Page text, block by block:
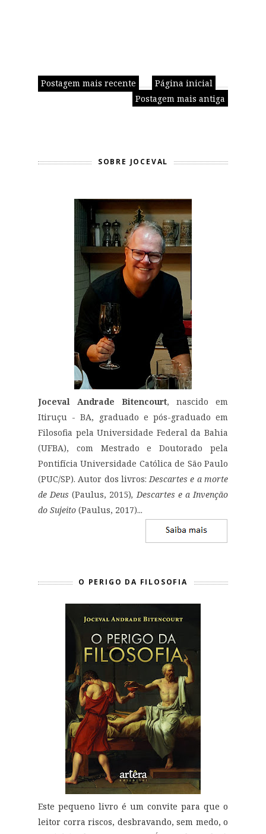
Postagem mais recente
Postagem mais antiga
Página inicial
SOBRE JOCEVAL
Joceval Andrade Bitencourt, nascido em
Itiruçu - BA, graduado e pós-graduado em
Filosofia pela Universidade Federal da Bahia
(UFBA), com Mestrado e Doutorado pela
Pontifícia Universidade Católica de São Paulo
(PUC/SP). Autor dos livros: Descartes e a morte
de Deus (Paulus, 2015), Descartes e a Invenção
do Sujeito (Paulus, 2017)...
O PERIGO DA FILOSOFIA
Este pequeno livro é um convite para que o
leitor corra riscos, desbravando, sem medo, o